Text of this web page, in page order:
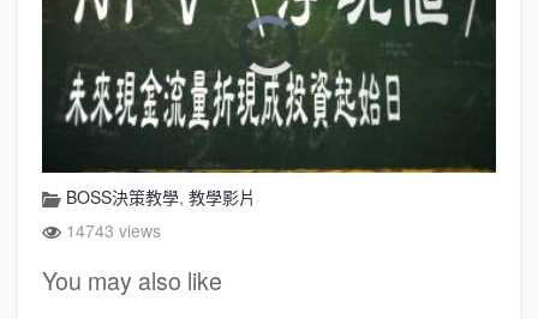
BOSS決策教學, 教學影片
14743 views
You may also like